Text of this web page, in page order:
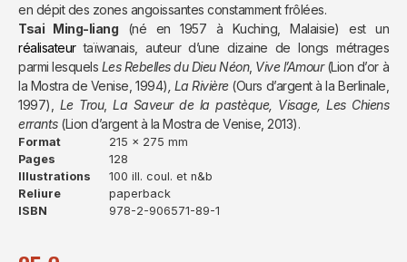
en dépit des zones angoissantes constamment frôlées.
Tsai Ming-liang (né en 1957 à Kuching, Malaisie) est un
réalisateurtaïwanais, auteur d’une dizaine de longs métrages
parmi lesquels Les Rebelles du Dieu Néon, Vive l’Amour(Lion d’or à
la Mostra de Venise, 1994) La Rivière(Ours d’argent à la Berlinale,
1997), Le Trou, La Saveur de la pastèque, Visage, Les Chiens
errants(Lion d’argent à la Mostra de Venise, 2013).
Format
215 x 275 mm
Pages
128
Illustrations
100 ill. coul. et n&b
Reliure
paperback
ISBN
978-2-906571-89-1